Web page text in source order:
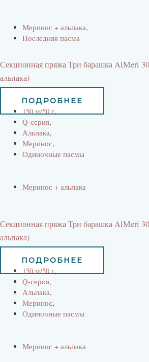
Меринос + альпака,
Последняя пасма
Секционная пряжа Три барашка AlMeri
альпака)
525руб 473руб
ПОДРОБНЕЕ
150 м/50 г,
Q-серия,
Альпака,
Меринос,
Одиночные пасмы
Меринос + альпака
Секционная пряжа Три барашка AlMeri
альпака)
525руб
ПОДРОБНЕЕ
150 м/50 г,
Q-серия,
Альпака,
Меринос,
Одиночные пасмы
Меринос + альпака